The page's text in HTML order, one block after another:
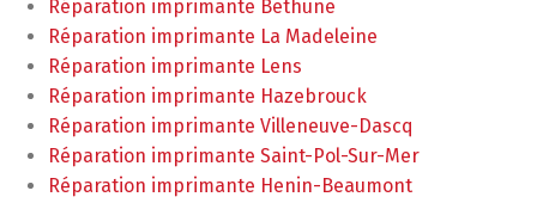
Réparation imprimante Bethune
Réparation imprimante La Madeleine
Réparation imprimante Lens
Réparation imprimante Hazebrouck
Réparation imprimante Villeneuve-Dascq
Réparation imprimante Saint-Pol-Sur-Mer
Réparation imprimante Henin-Beaumont